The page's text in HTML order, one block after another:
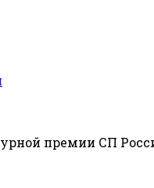
премии СП